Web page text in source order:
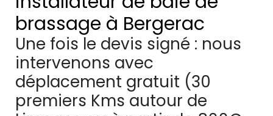
brassage à Bergerac
Une fois le devis signé : nous
intervenons avec
déplacement gratuit (30
premiers Kms autour de